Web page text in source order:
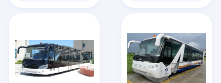
Über uns
Fabrik-Ausflug